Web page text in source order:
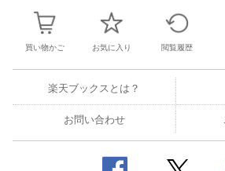
買い物かご お気に入り 閲覧履歴
楽天ブックスとは？
お問い合わせ